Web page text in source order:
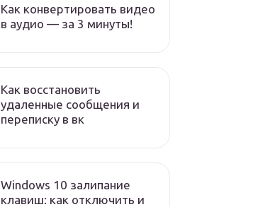
Как конвертировать видео
в аудио — за 3 минуты!
Как восстановить
удаленные сообщения и
переписку в вк
Windows 10 залипание
клавиш: как отключить и